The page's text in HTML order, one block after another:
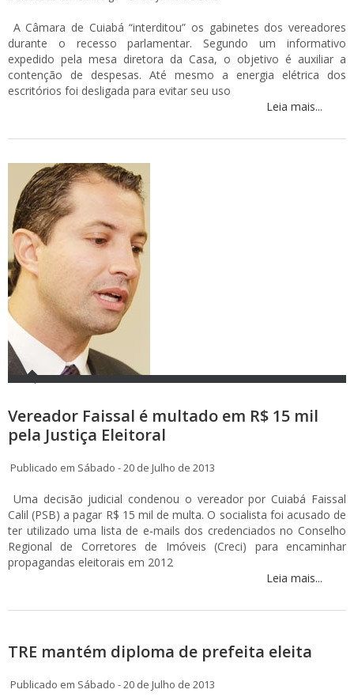
A Câmara de Cuiabá “interditou” os gabinetes dos vereadores
durante o recesso parlamentar. Segundo um informativo
expedido pela mesa diretora da Casa, o objetivo é auxiliar a
contenção de despesas. Até mesmo a energia elétrica dos
escritórios foi desligada para evitar seu uso
Leia mais...
Vereador Faissal é multado em R$ 15 mil
pela Justiça Eleitoral
Publicado em Sábado - 20 de Julho de 2013
Uma decisão judicial condenou o vereador por Cuiabá Faissal
Calil (PSB) a pagar R$ 15 mil de multa. O socialista foi acusado de
ter utilizado uma lista de e-mails dos credenciados no Conselho
Regional de Corretores de Imóveis (Creci) para encaminhar
propagandas eleitorais em 2012
Leia mais...
TRE mantém diploma de prefeita eleita
Publicado em Sábado - 20 de Julho de 2013